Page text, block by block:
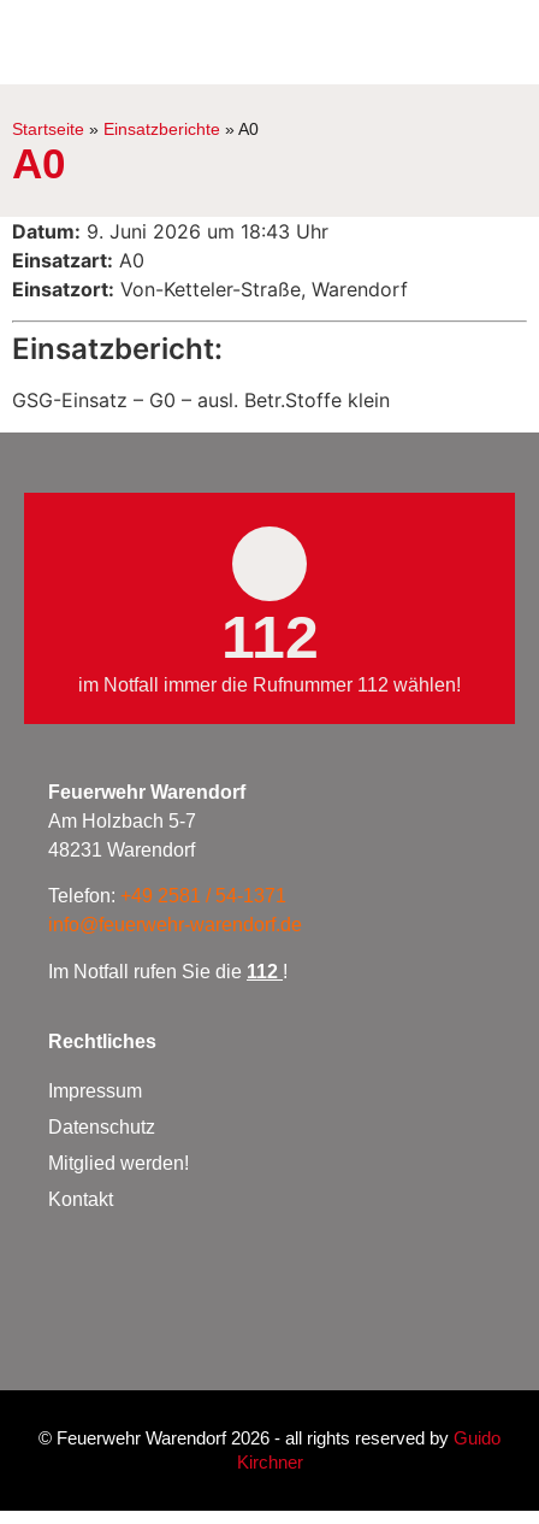
Startseite » Einsatzberichte » A0
A0
Datum: 9. Juni 2026 um 18:43 Uhr
Einsatzart: A0
Einsatzort: Von-Ketteler-Straße, Warendorf
Einsatzbericht:
GSG-Einsatz – G0 – ausl. Betr.Stoffe klein
112
im Notfall immer die Rufnummer 112 wählen!
Feuerwehr Warendorf
Am Holzbach 5-7
48231 Warendorf
Telefon: +49 2581 / 54-1371
info@feuerwehr-warendorf.de
Im Notfall rufen Sie die 112 !
Rechtliches
Impressum
Datenschutz
Mitglied werden!
Kontakt
© Feuerwehr Warendorf 2026 - all rights reserved by Guido
Kirchner